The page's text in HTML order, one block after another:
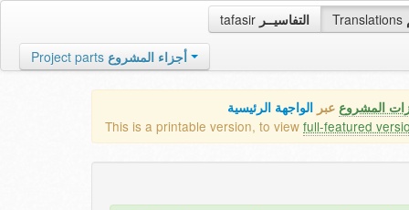
tafasir التفاسيــر Translations
Project parts أجزاء المشروع
المشروع عبر الواجهة الرئيسية
This is a printable version, to view full-featured